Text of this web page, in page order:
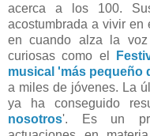
acerca a los 100.
acostumbrada a vivir en
en cuando alza la
curiosas como el
musical 'más pequeño
a miles de jóvenes. La
ya ha conseguido
nosotros'. Es un